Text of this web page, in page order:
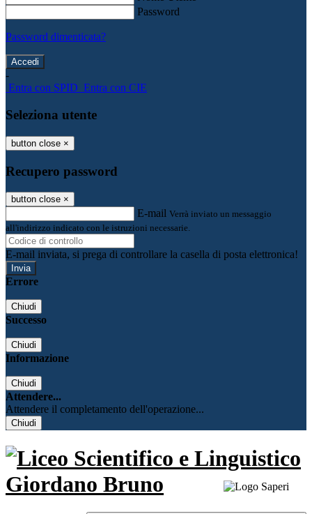
Password
Password dimenticata?
-
Entra con SPID Entra con CIE
Seleziona utente
button close ×
Recupero password
button close ×
E-mail Verrà inviato un messaggio
all'indirizzo indicato con le istruzioni necessarie.
E-mail inviata, si prega di controllare la casella di posta elettronica!
Errore
Chiudi
Successo
Chiudi
Informazione
Chiudi
Attendere...
Attendere il completamento dell'operazione...
Chiudi